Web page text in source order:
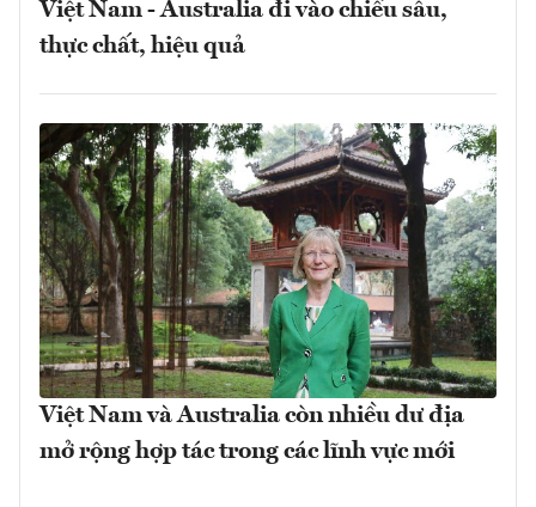
Việt Nam - Australia đi vào chiều sâu,
thực chất, hiệu quả
Việt Nam và Australia còn nhiều dư địa
mở rộng hợp tác trong các lĩnh vực mới